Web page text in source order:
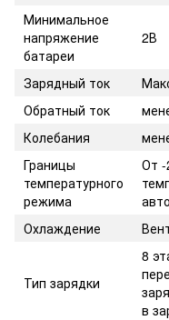
Минимальное
напряжение
батареи
2В
Зарядный ток
Обратный ток
Колебания
Границы
температурного
режима
От -
Охлаждение
Тип зарядки
8
в